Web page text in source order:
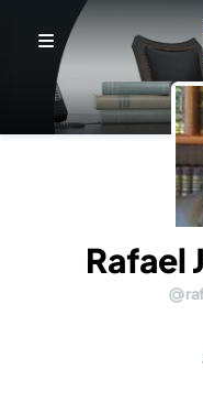
Rafael